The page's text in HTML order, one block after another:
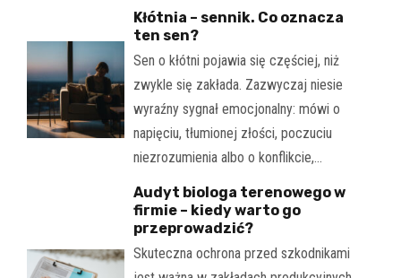
Kłótnia – sennik. Co oznacza
ten sen?
Sen o kłótni pojawia się częściej, niż
zwykle się zakłada. Zazwyczaj niesie
wyraźny sygnał emocjonalny: mówi o
napięciu, tłumionej złości, poczuciu
niezrozumienia albo o konflikcie,…
Audyt biologa terenowego w
firmie – kiedy warto go
przeprowadzić?
Skuteczna ochrona przed szkodnikami